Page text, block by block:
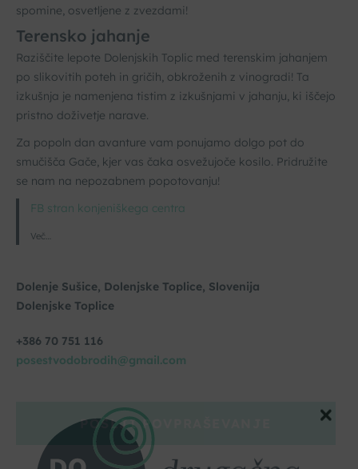
spomine, osvetljene z zvezdami!
Terensko jahanje
Raziščite lepote Dolenjskih Toplic med terenskim jahanjem
po slikovitih poteh in gričih, obkroženih z vinogradi! Ta
izkušnja je namenjena tistim z izkušnjami v jahanju, ki iščejo
pristno doživetje narave.
Za popoln dan avanture vam ponujamo dolgo pot do
smučišča Gače, kjer vas čaka osvežujoče kosilo. Pridružite
se nam na nepozabnem popotovanju!
FB stran konjeniškega centra
Več…
Dolenje Sušice, Dolenjske Toplice, Slovenija
Dolenjske Toplice
+386 70 751 116
posestvodobrodih@gmail.com
POŠLJI POVPRAŠEVANJE